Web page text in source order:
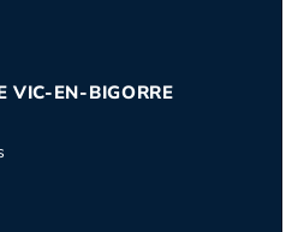
VIC-EN-BIGORRE